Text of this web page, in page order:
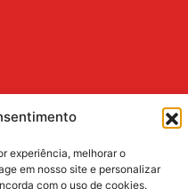
experiência, melhorar o
em nosso site e personalizar
com o uso de cookies.